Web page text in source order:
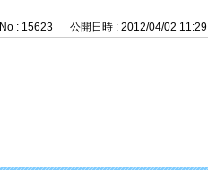
No : 15623 公開日時 : 2012/04/02 11:29